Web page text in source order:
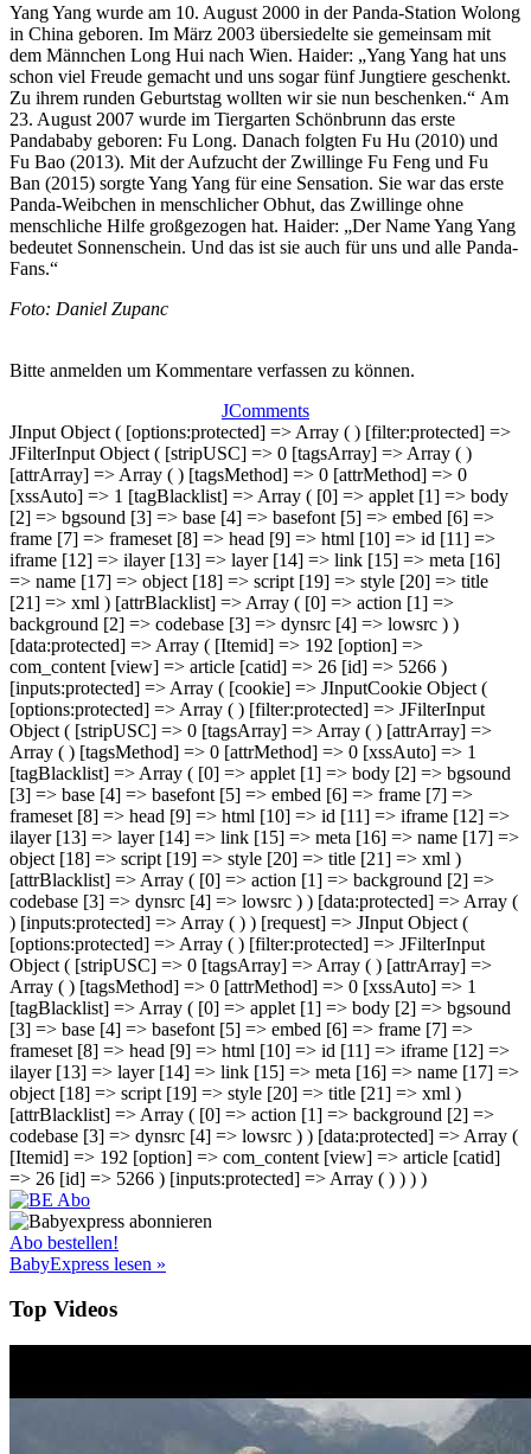
Yang Yang wurde am 10. August 2000 in der Panda-Station Wolong
in China geboren. Im März 2003 übersiedelte sie gemeinsam mit
dem Männchen Long Hui nach Wien. Haider: „Yang Yang hat uns
schon viel Freude gemacht und uns sogar fünf Jungtiere geschenkt.
Zu ihrem runden Geburtstag wollten wir sie nun beschenken.“ Am
23. August 2007 wurde im Tiergarten Schönbrunn das erste
Pandababy geboren: Fu Long. Danach folgten Fu Hu (2010) und
Fu Bao (2013). Mit der Aufzucht der Zwillinge Fu Feng und Fu
Ban (2015) sorgte Yang Yang für eine Sensation. Sie war das erste
Panda-Weibchen in menschlicher Obhut, das Zwillinge ohne
menschliche Hilfe großgezogen hat. Haider: „Der Name Yang Yang
bedeutet Sonnenschein. Und das ist sie auch für uns und alle Panda-
Fans.“
Foto: Daniel Zupanc
Bitte anmelden um Kommentare verfassen zu können.
JComments
JInput Object ( [options:protected] => Array ( ) [filter:protected] =>
JFilterInput Object ( [stripUSC] => 0 [tagsArray] => Array ( )
[attrArray] => Array ( ) [tagsMethod] => 0 [attrMethod] => 0
[xssAuto] => 1 [tagBlacklist] => Array ( [0] => applet [1] => body
[2] => bgsound [3] => base [4] => basefont [5] => embed [6] =>
frame [7] => frameset [8] => head [9] => html [10] => id [11] =>
iframe [12] => ilayer [13] => layer [14] => link [15] => meta [16]
=> name [17] => object [18] => script [19] => style [20] => title
[21] => xml ) [attrBlacklist] => Array ( [0] => action [1] =>
background [2] => codebase [3] => dynsrc [4] => lowsrc ) )
[data:protected] => Array ( [Itemid] => 192 [option] =>
com_content [view] => article [catid] => 26 [id] => 5266 )
[inputs:protected] => Array ( [cookie] => JInputCookie Object (
[options:protected] => Array ( ) [filter:protected] => JFilterInput
Object ( [stripUSC] => 0 [tagsArray] => Array ( ) [attrArray] =>
Array ( ) [tagsMethod] => 0 [attrMethod] => 0 [xssAuto] => 1
[tagBlacklist] => Array ( [0] => applet [1] => body [2] => bgsound
[3] => base [4] => basefont [5] => embed [6] => frame [7] =>
frameset [8] => head [9] => html [10] => id [11] => iframe [12] =>
ilayer [13] => layer [14] => link [15] => meta [16] => name [17] =>
object [18] => script [19] => style [20] => title [21] => xml )
[attrBlacklist] => Array ( [0] => action [1] => background [2] =>
codebase [3] => dynsrc [4] => lowsrc ) ) [data:protected] => Array (
) [inputs:protected] => Array ( ) ) [request] => JInput Object (
[options:protected] => Array ( ) [filter:protected] => JFilterInput
Object ( [stripUSC] => 0 [tagsArray] => Array ( ) [attrArray] =>
Array ( ) [tagsMethod] => 0 [attrMethod] => 0 [xssAuto] => 1
[tagBlacklist] => Array ( [0] => applet [1] => body [2] => bgsound
[3] => base [4] => basefont [5] => embed [6] => frame [7] =>
frameset [8] => head [9] => html [10] => id [11] => iframe [12] =>
ilayer [13] => layer [14] => link [15] => meta [16] => name [17] =>
object [18] => script [19] => style [20] => title [21] => xml )
[attrBlacklist] => Array ( [0] => action [1] => background [2] =>
codebase [3] => dynsrc [4] => lowsrc ) ) [data:protected] => Array (
[Itemid] => 192 [option] => com_content [view] => article [catid]
=> 26 [id] => 5266 ) [inputs:protected] => Array ( ) ) ) )
Abo bestellen!
BabyExpress lesen »
Top Videos